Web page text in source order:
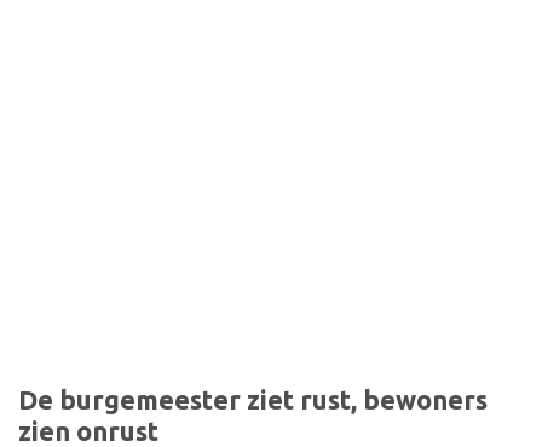
De burgemeester ziet rust, bewoners
zien onrust